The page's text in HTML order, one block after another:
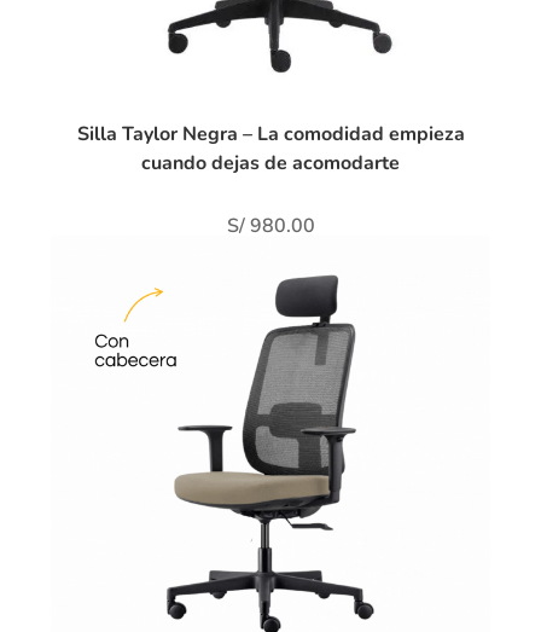
Silla Taylor Negra – La comodidad empieza
cuando dejas de acomodarte
S/980.00